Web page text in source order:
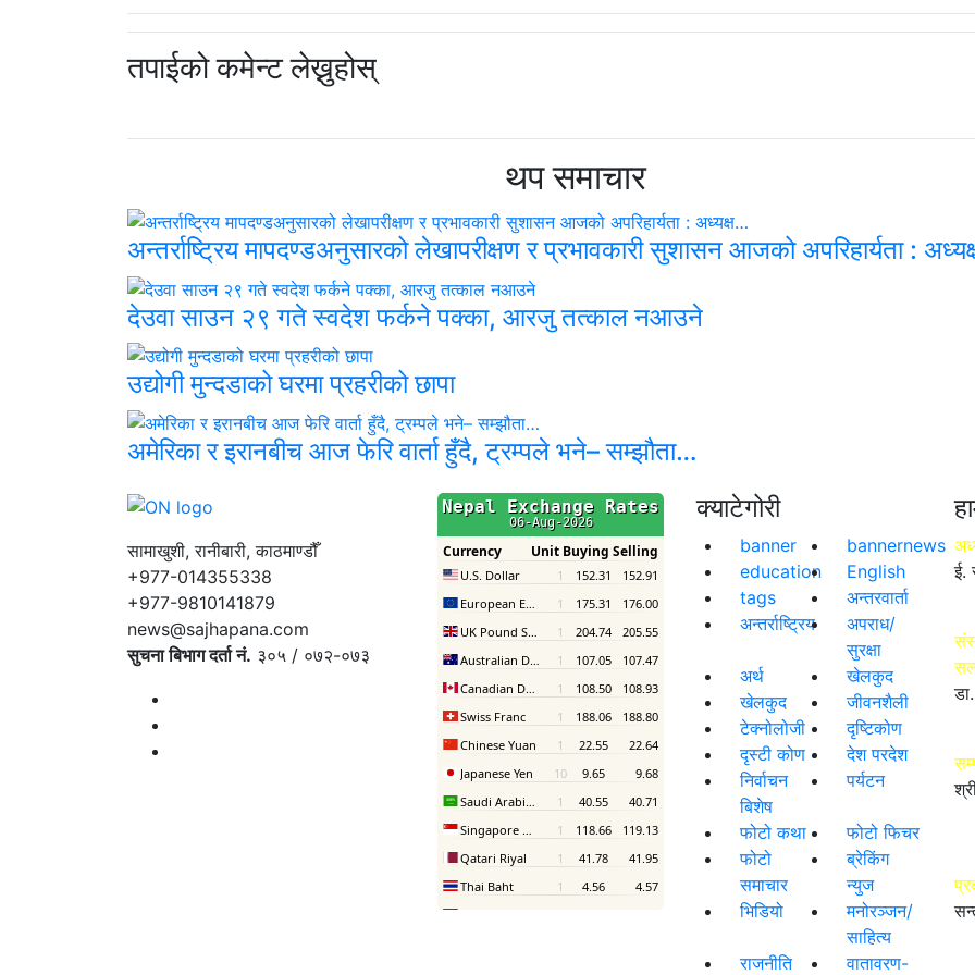
तपाईको कमेन्ट लेख्नुहोस्
थप समाचार
अन्तर्राष्ट्रिय मापदण्डअनुसारको लेखापरीक्षण र प्रभावकारी सुशासन आजको अपरिहार्यता :
देउवा साउन २९ गते स्वदेश फर्कने पक्का, आरजु तत्काल नआउने
उद्योगी मुन्दडाको घरमा प्रहरीको छापा
अमेरिका र इरानबीच आज फेरि वार्ता हुँदै, ट्रम्पले भने– सम्झौता…
सामाखुशी, रानीबारी, काठमाण्डौँ
+977-014355338
+977-9810141879
news@sajhapana.com
सुचना बिभाग दर्ता नं. ३०५ / ०७२-०७३
क्याटेगोरी
banner
bannernews
education
English
tags
अन्तरवार्ता
अन्तर्राष्ट्रिय
अपराध/
सुरक्षा
अर्थ
खेलकुद
खेलकुद
जीवनशैली
टेक्नोलोजी
दृष्टिकोण
दृस्टी कोण
देश परदेश
निर्वाचन
बिशेष
पर्यटन
फोटो कथा
फोटो फिचर
फोटो
समाचार
ब्रेकिंग
न्युज
भिडियो
मनोरञ्जन/
साहित्य
राजनीति
वातावरण-
ई.